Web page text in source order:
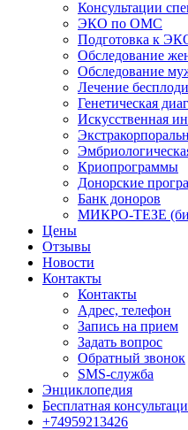
Консультации
ЭКО по ОМС
Подготовка к
Обследование
Обследование
Лечение
Генетическая
Искусственная
Криопрограммы
Донорские
Банк доноров
МИКРО-ТЕЗЕ
Цены
Отзывы
Новости
Контакты
Контакты
Адрес, телефон
Запись на прием
Задать вопрос
Обратный звонок
SMS-служба
Энциклопедия
Бесплатная
+74959213426